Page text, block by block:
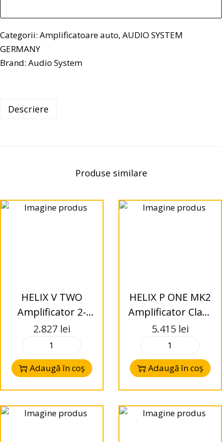
Categorii: Amplificatoare auto, AUDIO SYSTEM
GERMANY
Brand: Audio System
Descriere
Produse similare
HELIX V TWO
Amplificator 2-
channel
2.827 lei
Adaugă în coș
HELIX P ONE MK2
Amplificator Class
D
5.415 lei
Adaugă în coș